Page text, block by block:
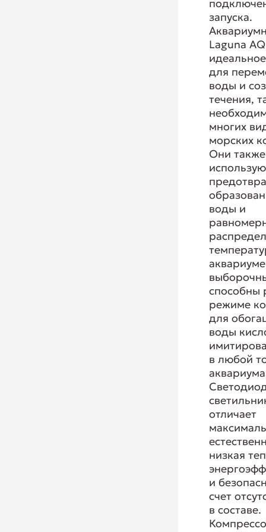
запуска.
Laguna
для
воды и
течения,
многих
морских
Они также
воды и
способны
режиме
для
воды
в любой
отличает
низкая
и
счет
в составе.